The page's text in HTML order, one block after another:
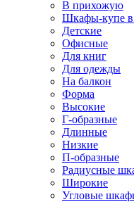
В прихожую
Шкафы-купе в
Детские
Офисные
Для книг
Для одежды
На балкон
Форма
Высокие
Г-образные
Длинные
Низкие
П-образные
Радиусные
Широкие
Угловые